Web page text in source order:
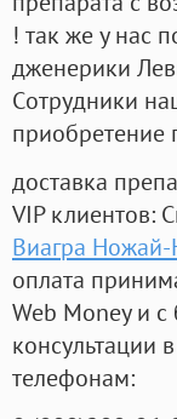
! так же у нас
дженерики
Cотрудники
приобретение
доставка
VIP клиентов:
Виагра
оплата
Web Money и с
консультации
телефонам: